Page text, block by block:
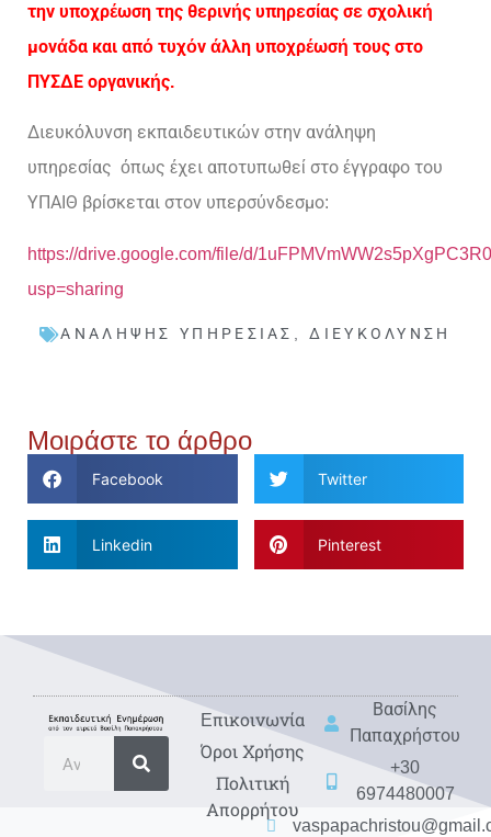
την υποχρέωση της θερινής υπηρεσίας σε σχολική
μονάδα και από τυχόν άλλη υποχρέωσή τους στο
ΠΥΣΔΕ οργανικής.
Διευκόλυνση εκπαιδευτικών στην ανάληψη
υπηρεσίας όπως έχει αποτυπωθεί στο έγγραφο του
ΥΠΑΙΘ βρίσκεται στον υπερσύνδεσμο:
https://drive.google.com/file/d/
usp=sharing
ΑΝΆΛΗΨΗΣ ΥΠΗΡΕΣΊΑΣ ,ΔΙΕΥΚΌΛΥΝΣΗ
Μοιράστε το άρθρο
Facebook Twitter
Linkedin Pinterest
Eπικοινωνία
Όροι Χρήσης
Πολιτική
Απορρήτου
Βασίλης
Παπαχρήστου
+30
6974480007